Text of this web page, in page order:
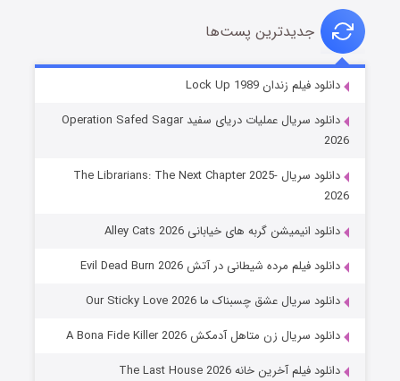
شوهر
عملیات آپارتمان
قسمت۲ (زیرنویس) منتشر شد
جدیدترین پست‌ها
دانلود فیلم زندان Lock Up 1989
دانلود سریال عملیات دریای سفید Operation Safed Sagar
2026
دانلود سریال The Librarians: The Next Chapter 2025-
2026
دانلود انیمیشن گربه های خیابانی Alley Cats 2026
دانلود فیلم مرده شیطانی در آتش Evil Dead Burn 2026
دانلود سریال عشق چسبناک ما Our Sticky Love 2026
دانلود سریال زن متاهل آدمکش A Bona Fide Killer 2026
دانلود فیلم آخرین خانه The Last House 2026